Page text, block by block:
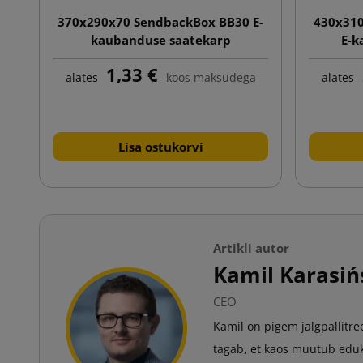
370x290x70 SendbackBox BB30 E-
kaubanduse saatekarp
automaatse põhja, topelt
kleeplindi ja rebimisribaga
alates 1,33 € koos maksudega
Lisa ostukorvi
E-
alates
Artikli autor
Kamil
CEO
Kamil on pigem
tagab, et kaos muutub